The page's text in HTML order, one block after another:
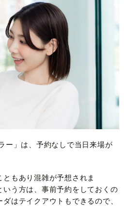
ー」は、予約なしで当日来場が
もあり混雑が予想されま
う方は、事前予約をしておくの
はテイクアウトもできるので、